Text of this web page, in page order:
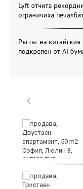
Lyft отчита
ограничиха
Ръстът на
подкрепен от AI